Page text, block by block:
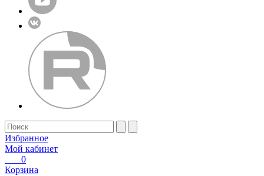
Избранное
Мой кабинет
0
Корзина